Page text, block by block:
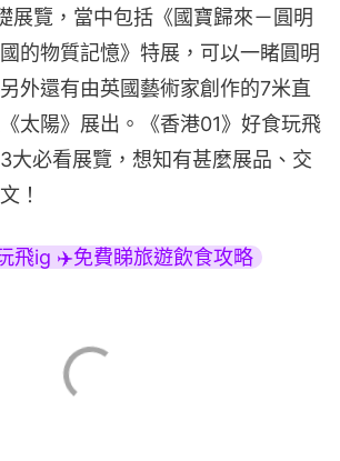
展覽，當中包括《國寶歸來－圓明
的物質記憶》特展，可以一睹圓明
外還有由英國藝術家創作的7米直
太陽》展出。《香港01》好食玩飛
大必看展覽，想知有甚麼展品、交
！
飛ig ✈️免費睇旅遊飲食攻略